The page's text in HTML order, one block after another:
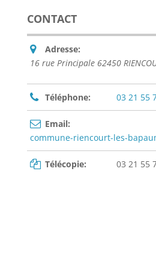
CONTACT
Adresse:
16 rue Principale 62450
Téléphone: 03 21 55
Email:
commune-riencourt-les-
Télécopie: 03 21 55